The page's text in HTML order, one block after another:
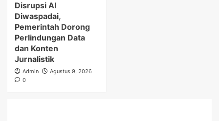
Disrupsi AI
Diwaspadai,
Pemerintah Dorong
Perlindungan Data
dan Konten
Jurnalistik
Admin
Agustus 9, 2026
0